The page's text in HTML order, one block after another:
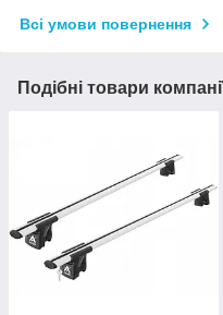
Всі умови повернення
Подібні товари